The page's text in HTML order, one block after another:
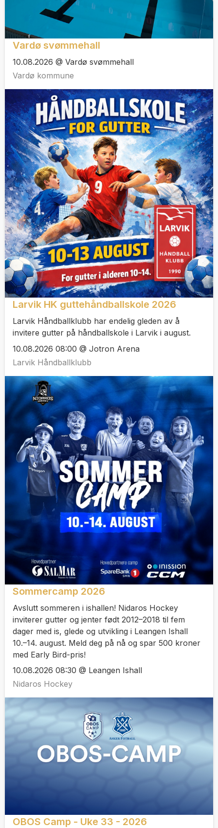
Vardø svømmehall
10.08.2026 @ Vardø svømmehall
Vardø kommune
Larvik HK guttehåndballskole 2026
Larvik Håndballklubb har endelig gleden av å
invitere gutter på håndballskole i Larvik i august.
10.08.2026 08:00 @ Jotron Arena
Larvik Håndballklubb
Sommercamp 2026
Avslutt sommeren i ishallen! Nidaros Hockey
inviterer gutter og jenter født 2012–2018 til fem
dager med is, glede og utvikling i Leangen Ishall
10.–14. august. Meld deg på nå og spar 500 kroner
med Early Bird-pris!
10.08.2026 08:30 @ Leangen Ishall
Nidaros Hockey
OBOS Camp - Uke 33 - 2026